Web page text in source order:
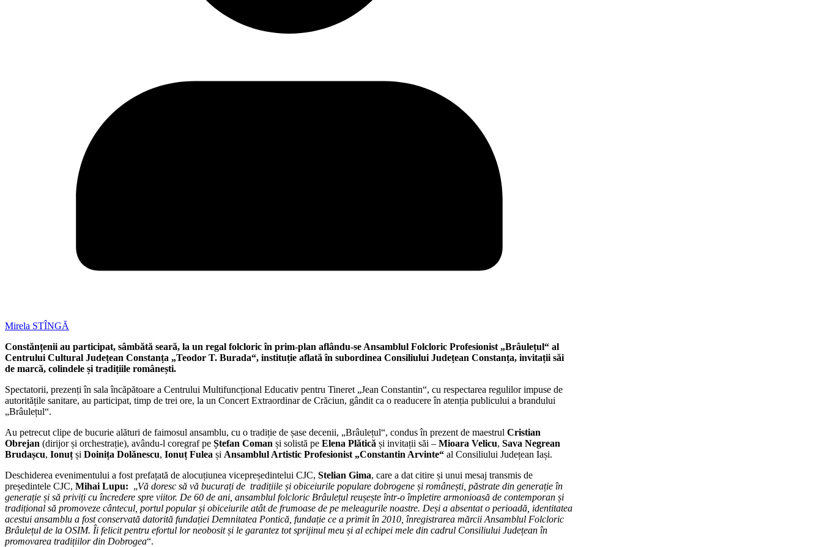
Mirela STÎNGĂ
Constănțenii au participat, sâmbătă seară, la un regal folcloric în prim-plan aflându-se Ansamblul Folcloric Profesionist „Brâulețul“ al
Centrului Cultural Județean Constanța „Teodor T. Burada“, instituție aflată în subordinea Consiliului Județean Constanța, invitații săi
de marcă, colindele și tradițiile românești.
Spectatorii, prezenți în sala încăpătoare a Centrului Multifuncțional Educativ pentru Tineret „Jean Constantin“, cu respectarea regulilor impuse de
autoritățile sanitare, au participat, timp de trei ore, la un Concert Extraordinar de Crăciun, gândit ca o readucere în atenția publicului a brandului
„Brâulețul“.
Au petrecut clipe de bucurie alături de faimosul ansamblu, cu o tradiție de șase decenii, „Brâulețul“, condus în prezent de maestrul Cristian
Obrejan (dirijor și orchestrație), avându-l coregraf pe Ștefan Coman și solistă pe Elena Plătică și invitații săi – Mioara Velicu, Sava Negrean
Brudașcu, Ionuț și Doinița Dolănescu, Ionuț Fulea și Ansamblul Artistic Profesionist „Constantin Arvinte“ al Consiliului Județean Iași.
Deschiderea evenimentului a fost prefațată de alocuțiunea vicepreședintelui CJC, Stelian Gima, care a dat citire și unui mesaj transmis de
președintele CJC, Mihai Lupu: „Vă doresc să vă bucurați de tradițiile și obiceiurile populare dobrogene și românești, păstrate din generație în
generație și să priviți cu încredere spre viitor. De 60 de ani, ansamblul folcloric Brâulețul reușește într-o împletire armonioasă de contemporan și
tradițional să promoveze cântecul, portul popular și obiceiurile atât de frumoase de pe meleagurile noastre. Deși a absentat o perioadă, identitatea
acestui ansamblu a fost conservată datorită fundației Demnitatea Pontică, fundație ce a primit în 2010, înregistrarea mărcii Ansamblul Folcloric
Brâulețul de la OSIM. Îi felicit pentru efortul lor neobosit și le garantez tot sprijinul meu și al echipei mele din cadrul Consiliului Județean în
promovarea tradițiilor din Dobrogea“.